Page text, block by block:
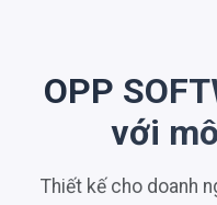
OPP
với
Thiết kế cho doanh